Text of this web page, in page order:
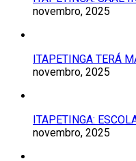
novembro, 2025
ITAPETINGA TERÁ
novembro, 2025
ITAPETINGA:
novembro, 2025